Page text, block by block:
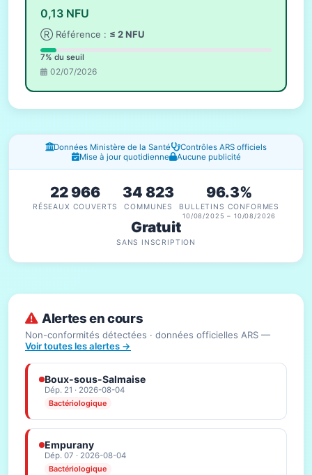
0,13 NFU
Ⓡ Référence : ≤ 2 NFU
7% du seuil
02/07/2026
Fenêtres d'information
Données Ministère de la Santé
Contrôles ARS officiels
Mise à jour quotidienne
Aucune publicité
22 966
RÉSEAUX COUVERTS
34 823
COMMUNES
96.3%
BULLETINS CONFORMES
10/08/2025 – 10/08/2026
Gratuit
SANS INSCRIPTION
Alertes en cours
Non-conformités détectées · données officielles ARS —
Voir toutes les alertes →
Boux-sous-Salmaise
Dép. 21 · 2026-08-04
Bactériologique
Empurany
Dép. 07 · 2026-08-04
Bactériologique